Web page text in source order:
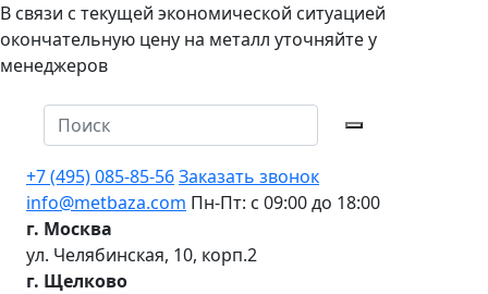
В связи с текущей экономической ситуацией
окончательную цену на металл уточняйте у
менеджеров
+7 (495) 085-85-56Заказать звонок
info@metbaza.com Пн-Пт: с 09:00 до 18:00
г. Москва
ул. Челябинская, 10, корп.2
г. Щелково